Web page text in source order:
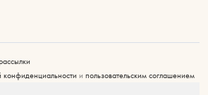
конфиденциальности и пользовательским соглашением